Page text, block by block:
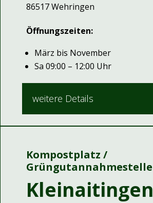
86517 Wehringen
Öffnungszeiten:
März bis November
Sa 09:00 – 12:00 Uhr
weitere Details
Kompostplatz /
Grüngutannahmestelle
Kleinaitingen